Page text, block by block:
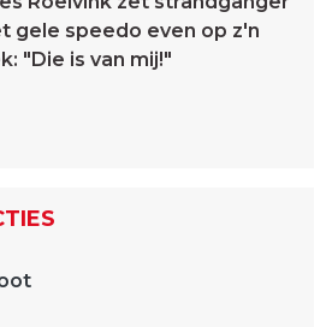
gele speedo even op z'n
"Die is van mij!"